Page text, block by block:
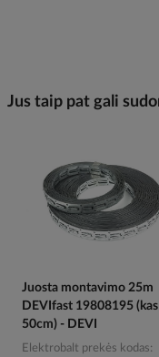
Jus taip pat gali
Juosta montavimo 25m
DEVIfast 19808195 (kas
50cm) - DEVI
Elektrobalt prekės kodas